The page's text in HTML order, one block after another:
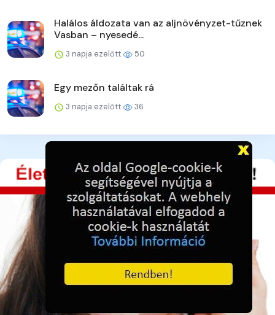
Halálos áldozata van az aljnövényzet-tűznek
Vasban – nyesedé...
3 napja ezelőtt 50
Egy mezőn találtak rá
3 napja ezelőtt 36